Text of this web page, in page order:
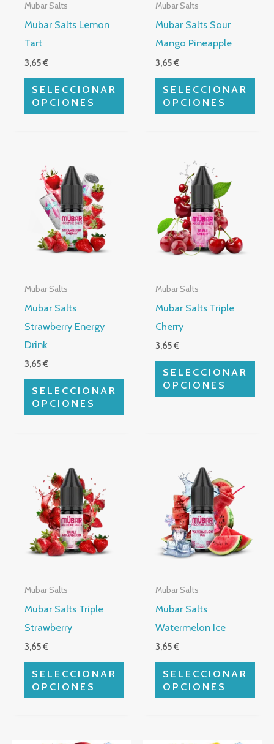
Mubar Salts
Mubar Salts Lemon
Tart
3,65€
SELECCIONAR
OPCIONES
se
pueden
elegir
en
página
Mubar Salts
Mubar Salts Sour
Mango Pineapple
3,65€
SELECCIONAR
OPCIONES
se
pueden
elegir
en
página
Mubar Salts
Mubar Salts
Strawberry Energy
Drink
3,65€
SELECCIONAR
OPCIONES
producto
tiene
múltiples
variantes.
se
pueden
elegir
en
la
página
de
Mubar Salts
Mubar Salts Triple
Cherry
3,65€
SELECCIONAR
OPCIONES
producto
tiene
múltiples
variantes.
Las
se
pueden
elegir
en
página
Mubar Salts
Mubar Salts Triple
Strawberry
3,65€
SELECCIONAR
OPCIONES
producto
tiene
múltiples
variantes.
Las
se
pueden
elegir
en
página
Mubar Salts
Mubar Salts
Watermelon Ice
3,65€
SELECCIONAR
OPCIONES
producto
tiene
múltiples
variantes.
Las
se
pueden
elegir
en
página